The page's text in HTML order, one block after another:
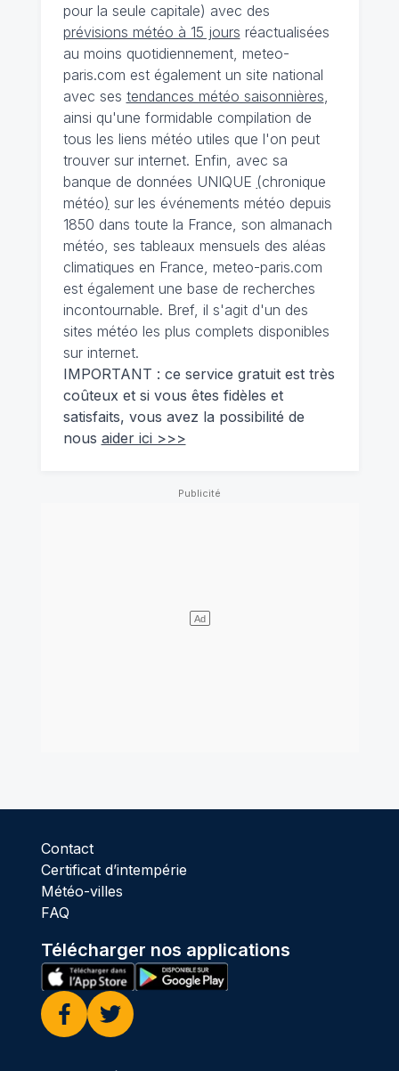
pour la seule capitale) avec des
prévisions météo à 15 jours réactualisées
au moins quotidiennement, meteo-
paris.com est également un site national
avec ses tendances météo saisonnières
ainsi qu'une formidable compilation de
tous les liens météo utiles que l'on peut
trouver sur internet. Enfin, avec sa
banque de données UNIQUE (chronique
météo) sur les événements météo depuis
1850 dans toute la France, son almanach
météo, ses tableaux mensuels des aléas
climatiques en France, meteo-paris.com
est également une base de recherches
incontournable. Bref, il s'agit d'un des
sites météo les plus complets disponibles
sur internet.
IMPORTANT : ce service gratuit est très
coûteux et si vous êtes fidèles et
satisfaits, vous avez la possibilité de
nous aider ici >>>
Contact
Certificat d’intempérie
Météo-villes
FAQ
Télécharger nos applications
Facebook
Twitter